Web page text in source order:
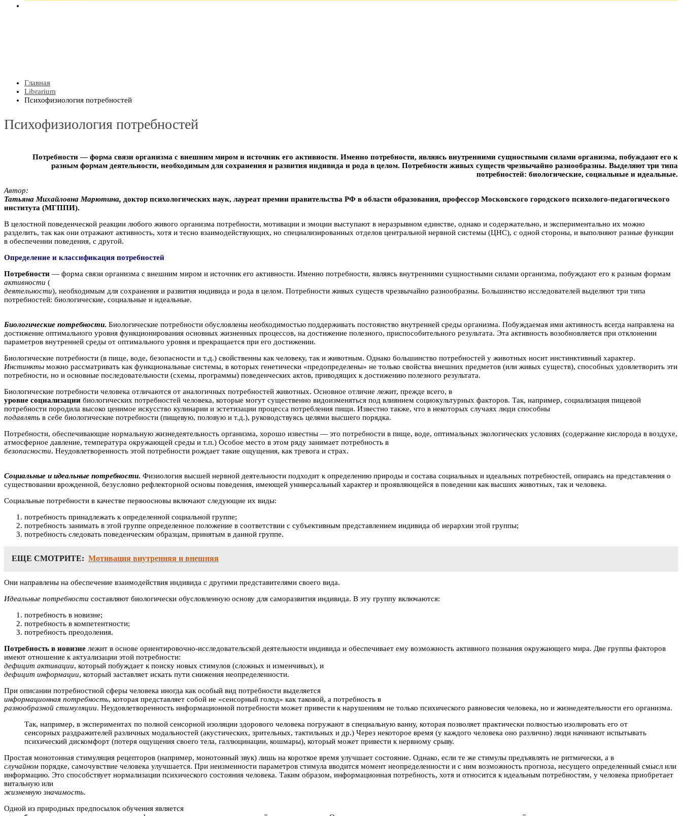
Главная
Librarium
Психофизиология потребностей
Психофизиология потребностей
Потребности — форма связи организма с внешним миром и источник его активности. Именно потребности, являясь внутренними сущностными силами организма, побуждают его к
разным формам деятельности, необходимым для сохранения и развития индивида и рода в целом. Потребности живых существ чрезвычайно разнообразны. Выделяют три типа
потребностей: биологические, социальные и идеальные.
Автор:
Taтьянa Михайловна Mapютинa, доктор психологических наук, лауреат премии правительства РФ в области образования, профессор Московского городского психолого-педагогического
института (МГППИ).
В целостной поведенческой реакции любого живого организма потребности, мотивации и эмоции выступают в неразрывном единстве, однако и содержательно, и экспериментально их можно
разделить, так как они отражают активность, хотя и тесно взаимодействующих, но специализированных отделов центральной нервной системы (ЦНС), с одной стороны, и выполняют разные функции
в обеспечении поведения, с другой.
Определение и классификация потребностей
Потребности — форма связи организма с внешним миром и источник его активности. Именно потребности, являясь внутренними сущностными силами организма, побуждают его к разным формам
активности (
деятельности), необходимым для сохранения и развития индивида и рода в целом. Потребности живых существ чрезвычайно разнообразны. Большинство исследователей выделяют три типа
потребностей: биологические, социальные и идеальные.
Биологические потребности. Биологические потребности обусловлены необходимостью поддерживать постоянство внутренней среды организма. Побуждаемая ими активность всегда направлена на
достижение оптимального уровня функционирования основных жизненных процессов, на достижение полезного, приспособительного результата. Эта активность возобновляется при отклонении
параметров внутренней среды от оптимального уровня и прекращается при его достижении.
Биологические потребности (в пище, воде, безопасности и т.д.) свойственны как человеку, так и животным. Однако большинство потребностей у животных носит инстинктивный характер.
Инстинкты можно рассматривать как функциональные системы, в которых генетически «предопределены» не только свойства внешних предметов (или живых существ), способных удовлетворить эти
потребности, но и основные последовательности (схемы, программы) поведенческих актов, приводящих к достижению полезного результата.
Биологические потребности человека отличаются от аналогичных потребностей животных. Основное отличие лежит, прежде всего, в
уровне социализации биологических потребностей человека, которые могут существенно видоизменяться под влиянием социокультурных факторов. Так, например, социализация пищевой
потребности породила высоко ценимое искусство кулинарии и эстетизации процесса потребления пищи. Известно также, что в некоторых случаях люди способны
подавлять в себе биологические потребности (пищевую, половую и т.д.), руководствуясь целями высшего порядка.
Потребности, обеспечивающие нормальную жизнедеятельность организма, хорошо известны — это потребности в пище, воде, оптимальных экологических условиях (содержание кислорода в воздухе,
атмосферное давление, температура окружающей среды и т.п.) Особое место в этом ряду занимает потребность в
безопасности. Неудовлетворенность этой потребности рождает такие ощущения, как тревога и страх.
Социальные и идеальные потребности. Физиология высшей нервной деятельности подходит к определению природы и состава социальных и идеальных потребностей, опираясь на представления о
существовании врожденной, безусловно рефлекторной основы поведения, имеющей универсальный характер и проявляющейся в поведении как высших животных, так и человека.
Социальные потребности в качестве первоосновы включают следующие их виды:
потребность принадлежать к определенной социальной группе;
потребность занимать в этой группе определенное положение в соответствии с субъективным представлением индивида об иерархии этой группы;
потребность следовать поведенческим образцам, принятым в данной группе.
ЕЩЕ СМОТРИТЕ: Мотивация внутренняя и внешняя
Они направлены на обеспечение взаимодействия индивида с другими представителями своего вида.
Идеальные потребности составляют биологически обусловленную основу для саморазвития индивида. В эту группу включаются:
потребность в новизне;
потребность в компетентности;
потребность преодоления.
Потребность в новизне лежит в основе ориентировочно-исследовательской деятельности индивида и обеспечивает ему возможность активного познания окружающего мира. Две группы факторов
имеют отношение к актуализации этой потребности:
дефицит активации, который побуждает к поиску новых стимулов (сложных и изменчивых), и
дефицит информации, который заставляет искать пути снижения неопределенности.
При описании потребностной сферы человека иногда как особый вид потребности выделяется
информационная потребность, которая представляет собой не «сенсорный голод» как таковой, а потребность в
разнообразной стимуляции. Неудовлетворенность информационной потребности может привести к нарушениям не только психического равновесия человека, но и жизнедеятельности его организма.
Так, например, в экспериментах по полной сенсорной изоляции здорового человека погружают в специальную ванну, которая позволяет практически полностью изолировать его от
сенсорных раздражителей различных модальностей (акустических, зрительных, тактильных и др.) Через некоторое время (у каждого человека оно различно) люди начинают испытывать
психический дискомфорт (потеря ощущения своего тела, галлюцинации, кошмары), который может привести к нервному срыву.
Простая монотонная стимуляция рецепторов (например, монотонный звук) лишь на короткое время улучшает состояние. Однако, если те же стимулы предъявлять не ритмически, а в
случайном порядке, самочувствие человека улучшается. При неизменности параметров стимула вводится момент неопределенности и с ним возможность прогноза, несущего определенный смысл или
информацию. Это способствует нормализации психического состояния человека. Таким образом, информационная потребность, хотя и относится к идеальным потребностям, у человека приобретает
витальную или
жизненную значимость.
Одной из природных предпосылок обучения является